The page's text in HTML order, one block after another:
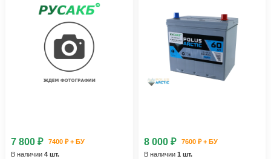
7 800 ₽
7400 ₽ + БУ
В наличии 4 шт.
8 000 ₽
7600 ₽ + БУ
В наличии 1 шт.